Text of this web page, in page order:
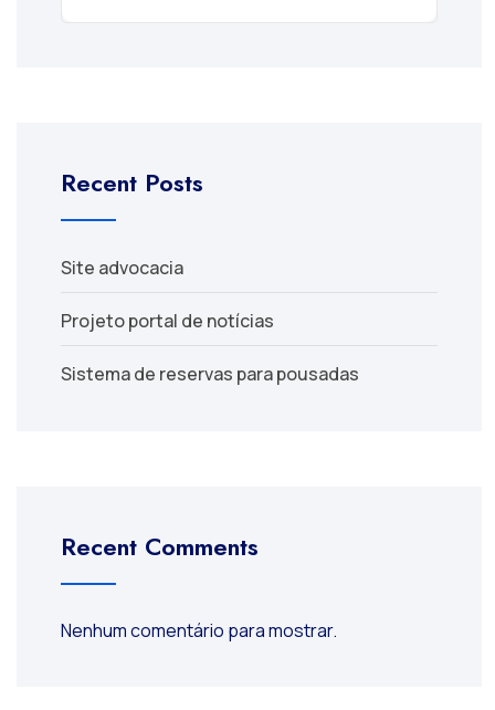
Recent Posts
Site advocacia
Projeto portal de notícias
Sistema de reservas para pousadas
Recent Comments
Nenhum comentário para mostrar.